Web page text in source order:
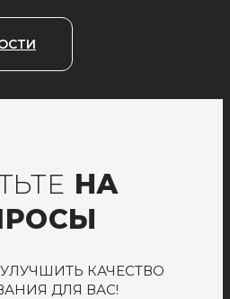
НА
КАЧЕСТВО
ДЛЯ ВАС!